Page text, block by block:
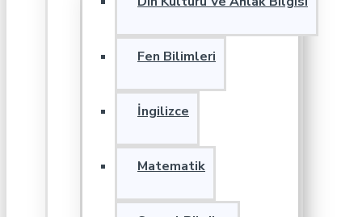
Fen Bilimleri
İngilizce
Matematik